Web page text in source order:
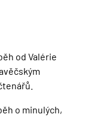
od Valérie
o minulých,